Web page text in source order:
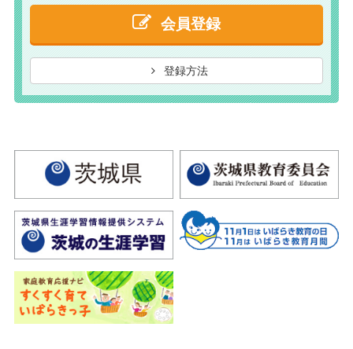
会員登録
登録方法